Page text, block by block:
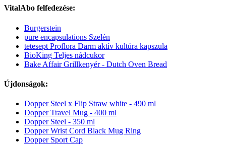
VitalAbo felfedezése:
Burgerstein
pure encapsulations Szelén
tetesept Proflora Darm aktív kultúra kapszula
BioKing Teljes nádcukor
Bake Affair Grillkenyér - Dutch Oven Bread
Újdonságok:
Dopper Steel x Flip Straw white - 490 ml
Dopper Travel Mug - 400 ml
Dopper Steel - 350 ml
Dopper Wrist Cord Black Mug Ring
Dopper Sport Cap